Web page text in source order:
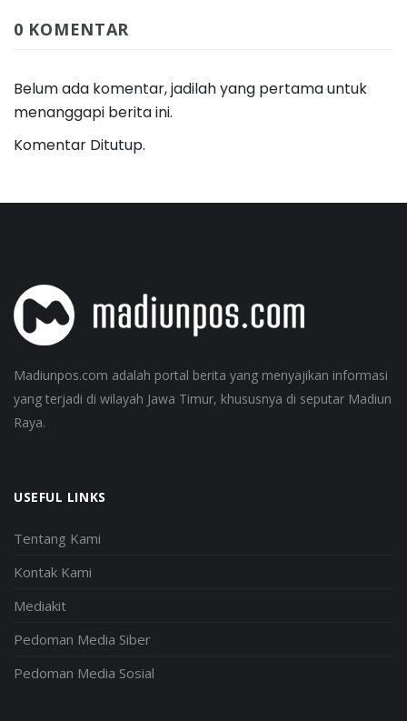
0 KOMENTAR
Belum ada komentar, jadilah yang pertama untuk
menanggapi berita ini.
Komentar Ditutup.
Madiunpos.com adalah portal berita yang menyajikan informasi
yang terjadi di wilayah Jawa Timur, khususnya di seputar Madiun
Raya.
USEFUL LINKS
Tentang Kami
Kontak Kami
Mediakit
Pedoman Media Siber
Pedoman Media Sosial